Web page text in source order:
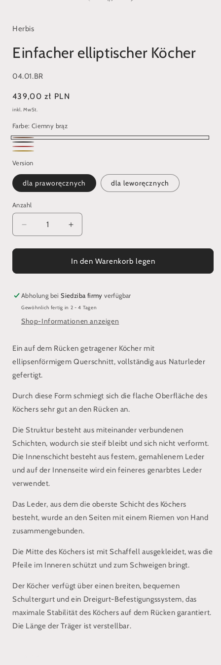
Herbis
Einfacher elliptischer Köcher
SKU:
04.01.BR
Normaler
Preis
439,00 zł PLN
inkl. MwSt.
Farbe: Ciemny brąz
Ciemny
Czarny
Czerwony
Version
dla praworęcznych dla leworęcznych
Anzahl
Verringere
die
Menge
Köcher
Erhöhe
die
Menge
für
Köcher
In den Warenkorb legen
Abholung beiSiedziba firmy verfügbar
Gewöhnlich fertig in 2 - 4 Tagen
Shop-Informationen anzeigen
Ein auf dem Rücken getragener Köcher mit
ellipsenförmigem Querschnitt, vollständig aus Naturleder
gefertigt.
Durch diese Form schmiegt sich die flache Oberfläche des
Köchers sehr gut an den Rücken an.
Die Struktur besteht aus miteinander verbundenen
Schichten, wodurch sie steif bleibt und sich nicht verformt.
Die Innenschicht besteht aus festem, gemahlenem Leder
und auf der Innenseite wird ein feineres genarbtes Leder
verwendet.
Das Leder, aus dem die oberste Schicht des Köchers
besteht, wurde an den Seiten mit einem Riemen von Hand
zusammengebunden.
Die Mitte des Köchers ist mit Schaffell ausgekleidet, was die
Pfeile im Inneren schützt und zum Schweigen bringt.
Der Köcher verfügt über einen breiten, bequemen
Schultergurt und ein Dreigurt-Befestigungssystem, das
maximale Stabilität des Köchers auf dem Rücken garantiert.
Die Länge der Träger ist verstellbar.